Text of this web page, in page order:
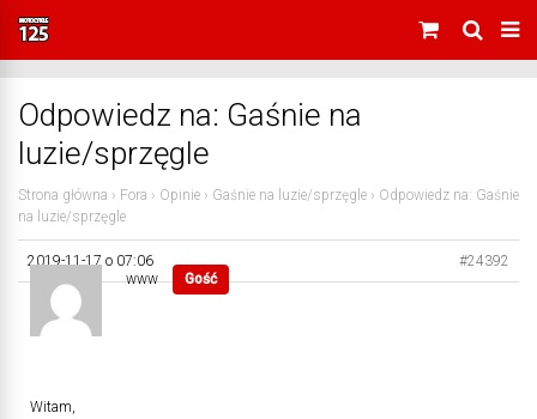
Odpowiedz na: Gaśnie na
luzie/sprzęgle
Strona główna › Fora › Opinie › Gaśnie na luzie/sprzęgle › Odpowiedz na: Gaśnie
na luzie/sprzęgle
2019-11-17 o 07:06
#24392
www
Gość
Witam,